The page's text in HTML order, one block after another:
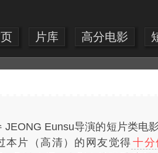
片库 高分电影
JEONG Eunsu导演的短片类电
本片（高清）的网友觉得 十分